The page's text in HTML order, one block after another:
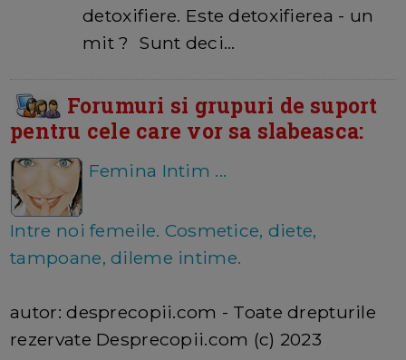
detoxifiere. Este detoxifierea - un
mit ? Sunt deci…
Forumuri si grupuri de suport
pentru cele care vor sa slabeasca:
Femina Intim ...
Intre noi femeile. Cosmetice, diete,
tampoane, dileme intime.
autor: desprecopii.com - Toate drepturile
rezervate Desprecopii.com (c) 2023